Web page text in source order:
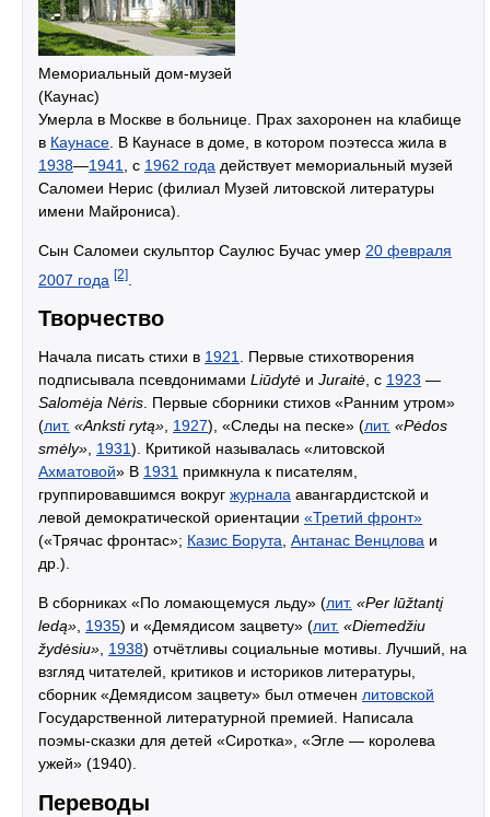
Мемориальный дом-музей
(Каунас)
Умерла в Москве в больнице. Прах захоронен на клабище
в Каунасе . В Каунасе в доме, в котором поэтесса жила в
1938—1941 , с 1962 года действует мемориальный музей
Саломеи Нерис (филиал Музей литовской литературы
имени Майрониса).
Сын Саломеи скульптор Саулюс Бучас умер 20 февраля
2007 года [2]
Творчество
Начала писать стихи в 1921. Первые стихотворения
подписывала псевдонимами Liūdytė и Juraitė, с 1923 —
Salomėja Nėris. Первые сборники стихов «Ранним утром»
(лит. «Anksti rytą», 1927), «Следы на песке» (лит. «Pėdos
smėly», 1931). Критикой называлась «литовской
Ахматовой» В 1931 примкнула к писателям,
группировавшимся вокруг журнала авангардистской и
левой демократической ориентации «Третий фронт»
(«Трячас фронтас»; Казис Борута, Антанас Венцлова и
др.).
В сборниках «По ломающемуся льду» (лит. «Per lūžtantį
ledą», 1935) и «Демядисом зацвету» (лит. «Diemedžiu
žydėsiu», 1938) отчётливы социальные мотивы. Лучший, на
взгляд читателей, критиков и историков литературы,
сборник «Демядисом зацвету» был отмечен литовской
Государственной литературной премией. Написала
поэмы-сказки для детей «Сиротка», «Эгле — королева
ужей» (1940).
Переводы